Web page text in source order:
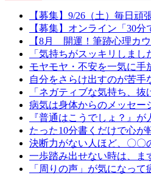
【募集】9/26（土）毎日
【募集】オンライン「30
【8月 開運！筆跡心理カ
「気持ちがスッキリしま
モヤモヤ・不安を一気に手
自分をさらけ出すのが苦
「ネガティブな気持ち、
病気は身体からのメッセ
『普通はこうでしょ？』
たった10分書くだけで心
決断力がない人ほど、〇〇
一歩踏み出せない時は、
「周りの声」が気になって